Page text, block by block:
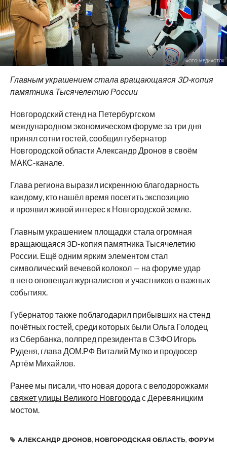
ФОТО: МЕДИАСТОК
Главным украшением стала вращающаяся 3D-копия
памятника Тысячелетию России
Новгородский стенд на Петербургском
международном экономическом форуме за три дня
принял сотни гостей, сообщил губернатор
Новгородской области Александр Дронов в своём
МАКС-канале.
Глава региона выразил искреннюю благодарность
каждому, кто нашёл время посетить экспозицию
и проявил живой интерес к Новгородской земле.
Главным украшением площадки стала огромная
вращающаяся 3D-копия памятника Тысячелетию
России. Ещё одним ярким элементом стал
символический вечевой колокол — на форуме удар
в него оповещал журналистов и участников о важных
событиях.
Губернатор также поблагодарил прибывших на стенд
почётных гостей, среди которых были Ольга Голодец
из Сбербанка, полпред президента в СЗФО Игорь
Руденя, глава ДОМ.РФ Виталий Мутко и продюсер
Артём Михайлов.
Ранее мы писали, что новая дорога с велодорожками
свяжет улицы Великого Новгорода с Деревяницким
мостом.
АЛЕКСАНДР ДРОНОВ, НОВГОРОДСКАЯ ОБЛАСТЬ, ФОРУМ